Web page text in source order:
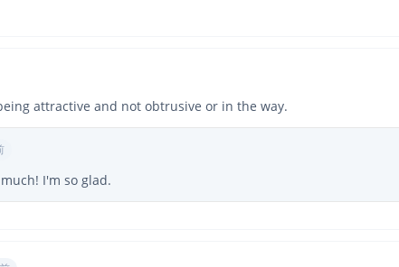
attractive and not obtrusive or in the way.
I'm so glad.